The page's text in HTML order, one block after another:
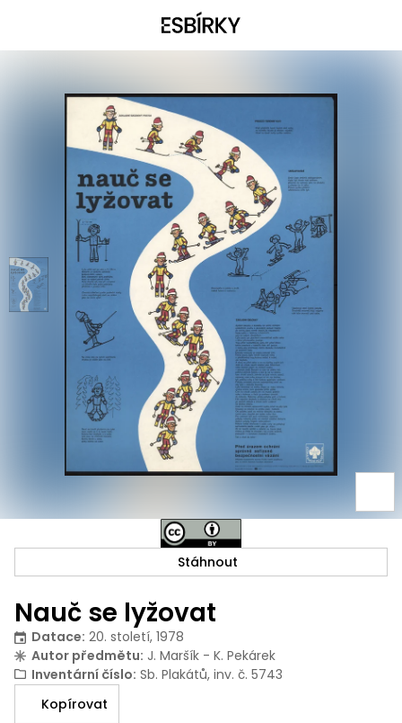
Nauč se lyžovat
Datace: 20. století, 1978
Autor předmětu: J. Maršík - K. Pekárek
Inventární číslo: Sb. Plakátů, inv. č. 5743
Kopírovat
Stáhnout